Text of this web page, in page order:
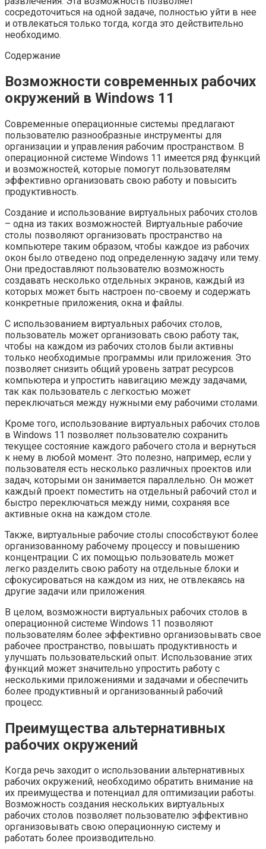
сосредоточиться на одной задаче, полностью уйти в нее
и отвлекаться только тогда, когда это действительно
необходимо.
Содержание
Возможности современных рабочих
окружений в Windows 11
Современные операционные системы предлагают
пользователю разнообразные инструменты для
организации и управления рабочим пространством. В
операционной системе Windows 11 имеется ряд функций
и возможностей, которые помогут пользователям
эффективно организовать свою работу и повысить
продуктивность.
Создание и использование виртуальных рабочих столов
– одна из таких возможностей. Виртуальные рабочие
столы позволяют организовать пространство на
компьютере таким образом, чтобы каждое из рабочих
окон было отведено под определенную задачу или тему.
Они предоставляют пользователю возможность
создавать несколько отдельных экранов, каждый из
которых может быть настроен по-своему и содержать
конкретные приложения, окна и файлы.
С использованием виртуальных рабочих столов,
пользователь может организовать свою работу так,
чтобы на каждом из рабочих столов были активны
только необходимые программы или приложения. Это
позволяет снизить общий уровень затрат ресурсов
компьютера и упростить навигацию между задачами,
так как пользователь с легкостью может
переключаться между нужными ему рабочими столами.
Кроме того, использование виртуальных рабочих столов
в Windows 11 позволяет пользователю сохранить
текущее состояние каждого рабочего стола и вернуться
к нему в любой момент. Это полезно, например, если у
пользователя есть несколько различных проектов или
задач, которыми он занимается параллельно. Он может
каждый проект поместить на отдельный рабочий стол и
быстро переключаться между ними, сохраняя все
активные окна на каждом столе.
Также, виртуальные рабочие столы способствуют более
организованному рабочему процессу и повышению
концентрации. С их помощью пользователь может
легко разделить свою работу на отдельные блоки и
сфокусироваться на каждом из них, не отвлекаясь на
другие задачи или приложения.
В целом, возможности виртуальных рабочих столов в
операционной системе Windows 11 позволяют
пользователям более эффективно организовывать свое
рабочее пространство, повышать продуктивность и
улучшать пользовательский опыт. Использование этих
функций может значительно упростить работу с
несколькими приложениями и задачами и обеспечить
более продуктивный и организованный рабочий
процесс.
Преимущества альтернативных
рабочих окружений
Когда речь заходит о использовании альтернативных
рабочих окружений, необходимо обратить внимание на
их преимущества и потенциал для оптимизации работы.
Возможность создания нескольких виртуальных
рабочих столов позволяет пользователю эффективно
организовывать свою операционную систему и
работать более производительно.